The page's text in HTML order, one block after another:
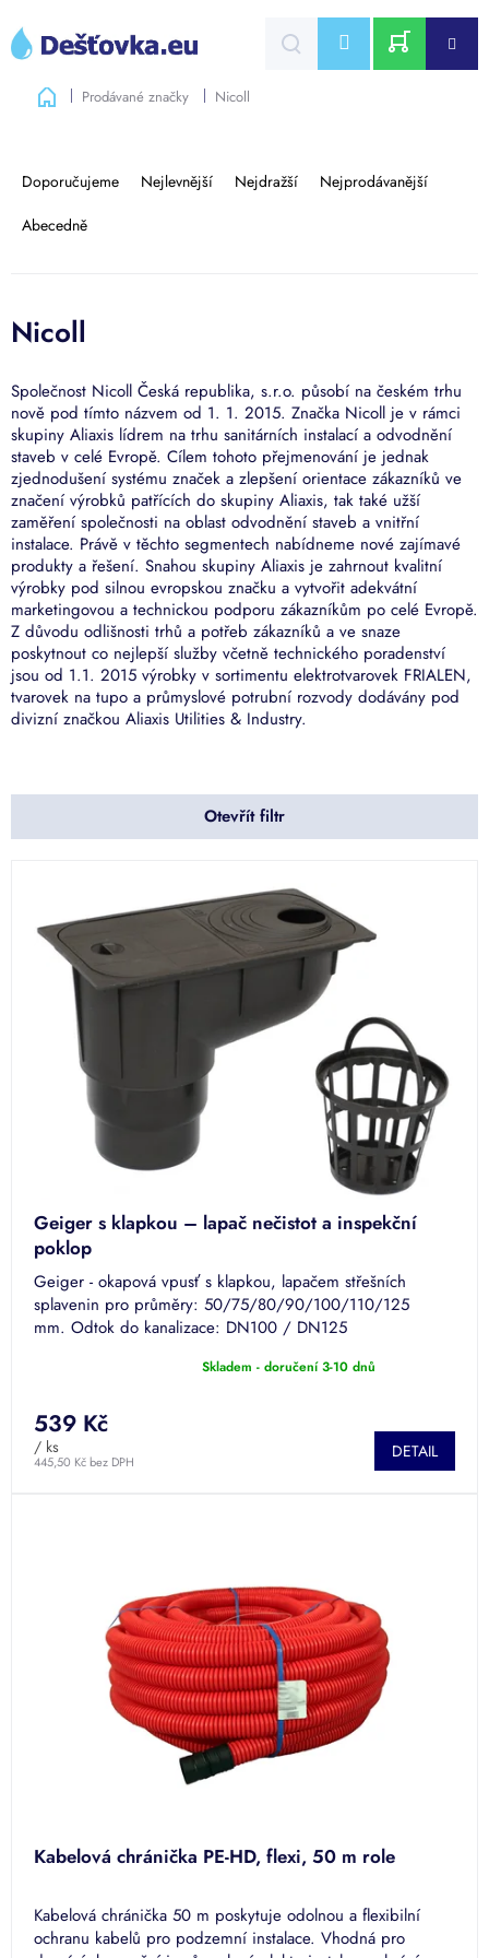
obsah
CZK
NÁKUPNÍ
DomůProdávané značky Nicoll
Nicoll
Společnost Nicoll Česká republika, s.r.o. působí na českém trhu
nově pod tímto názvem od 1. 1. 2015. Značka Nicoll je v rámci
skupiny Aliaxis lídrem na trhu sanitárních instalací a odvodnění
staveb v celé Evropě. Cílem tohoto přejmenování je jednak
zjednodušení systému značek a zlepšení orientace zákazníků ve
značení výrobků patřících do skupiny Aliaxis, tak také užší
zaměření společnosti na oblast odvodnění staveb a vnitřní
instalace. Právě v těchto segmentech nabídneme nové zajímavé
produkty a řešení. Snahou skupiny Aliaxis je zahrnout kvalitní
výrobky pod silnou evropskou značku a vytvořit adekvátní
marketingovou a technickou podporu zákazníkům po celé Evropě.
Z důvodu odlišnosti trhů a potřeb zákazníků a ve snaze
poskytnout co nejlepší služby včetně technického poradenství
jsou od 1.1. 2015 výrobky v sortimentu elektrotvarovek FRIALEN,
tvarovek na tupo a průmyslové potrubní rozvody dodávány pod
divizní značkou Aliaxis Utilities & Industry.
Otevřít filtr
r
o
u
k
t
ů
Doporučujeme Nejlevnější Nejdražší
Nejprodávanější
Abecedně
d
u
t
ů
Geiger s klapkou – lapač nečistot a inspekční
poklop
Geiger - okapová vpusť s klapkou, lapačem střešních
splavenin pro průměry: 50/75/80/90/100/110/125
mm. Odtok do kanalizace: DN100 / DN125
produktu
je
5,0
z
Skladem - doručení 3-10 dnů
445,50 Kč bez DPH
539 Kč
/ ks DETAIL
Kabelová chránička PE-HD, flexi, 50 m role
Kabelová chránička 50 m poskytuje odolnou a flexibilní
ochranu kabelů pro podzemní instalace. Vhodná pro